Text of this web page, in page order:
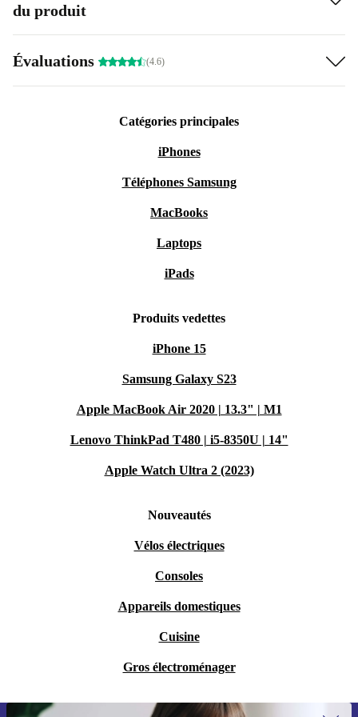
du produit
Évaluations (4.6)
Catégories principales
iPhones
Téléphones Samsung
MacBooks
Laptops
iPads
Produits vedettes
iPhone 15
Samsung Galaxy S23
Apple MacBook Air 2020 | 13.3" | M1
Lenovo ThinkPad T480 | i5-8350U | 14"
Apple Watch Ultra 2 (2023)
Nouveautés
Vélos électriques
Consoles
Appareils domestiques
Cuisine
Gros électroménager